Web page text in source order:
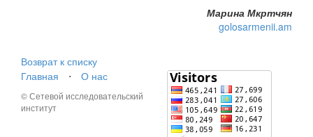
Марина Мкртчян
golosarmenii.am
Возврат к списку
Главная
⋅ О нас
© Сетевой исследовательский
институт